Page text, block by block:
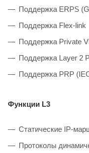
Поддержка ERPS
Поддержка Flex-link
Поддержка Private
Поддержка Layer 2
Поддержка PRP
Функции L3
Статические IP-
Протоколы